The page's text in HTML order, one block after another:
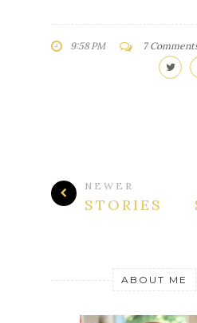
9:58 PM 7
NEWER
STORIES
ABOUT ME